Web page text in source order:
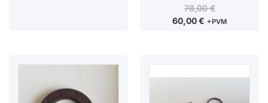
78,00€
60,00€ +PVM